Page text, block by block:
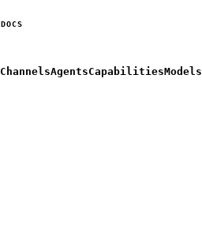
DOCS
ChannelsAgentsCapabilitiesModels